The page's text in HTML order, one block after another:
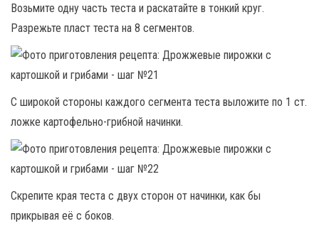
Возьмите одну часть теста и раскатайте в тонкий круг.
Разрежьте пласт теста на 8 сегментов.
С широкой стороны каждого сегмента теста выложите по 1 ст.
ложке картофельно-грибной начинки.
Скрепите края теста с двух сторон от начинки, как бы
прикрывая её с боков.